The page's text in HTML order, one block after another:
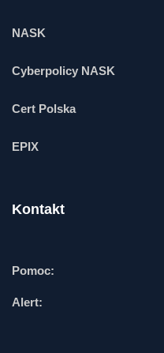
NASK
Cyberpolicy NASK
Cert Polska
EPIX
Kontakt
Pomoc:
Alert: